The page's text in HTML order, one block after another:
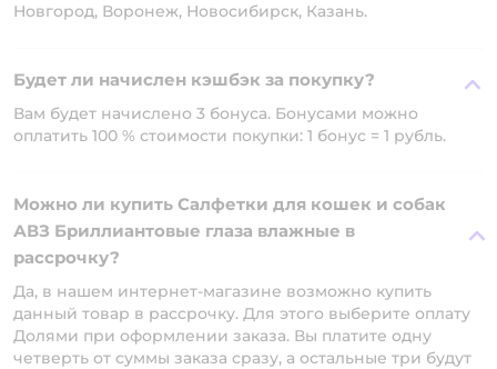
Новгород, Воронеж, Новосибирск, Казань.
Будет ли начислен кэшбэк за покупку?
Вам будет начислено 3 бонуса. Бонусами можно
оплатить 100 % стоимости покупки: 1 бонус = 1 рубль.
Можно ли купить Салфетки для кошек и собак
АВЗ Бриллиантовые глаза влажные в
рассрочку?
Да, в нашем интернет-магазине возможно купить
данный товар в рассрочку. Для этого выберите оплату
Долями при оформлении заказа. Вы платите одну
четверть от суммы заказа сразу, а остальные три будут